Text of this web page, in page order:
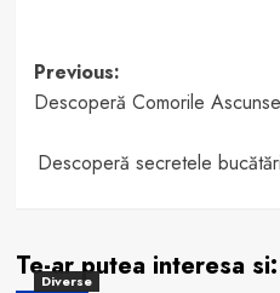
Post
navigation
Previous:
Descoperă Comorile
Descoperă secretele
Te-ar putea interesa si:
Diverse